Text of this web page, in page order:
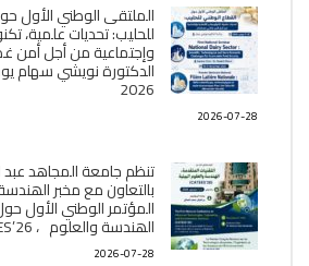
الملتقى الوطني الأول
للحليب: تحديات علمية،
وإجتماعية من أجل أمن
2026
2026-07-28
تنظم جامعة المجاهد
بالتعاون مع مخبر الھندسة
المؤتمر الوطني الأول
الھندسة والعلوم ، CATEES’26’البیئية
2026-07-28